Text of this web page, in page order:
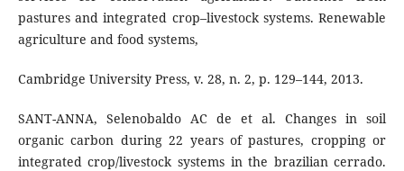
pastures and integrated crop–livestock systems. Renewable
agriculture and food systems,
Cambridge University Press, v. 28, n. 2, p. 129–144, 2013.
SANT-ANNA, Selenobaldo AC de et al. Changes in soil
organic carbon during 22 years of pastures, cropping or
integrated crop/livestock systems in the brazilian cerrado.